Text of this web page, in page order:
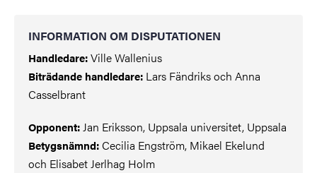
INFORMATION OM DISPUTATIONEN
Handledare:Ville Wallenius
Biträdande handledare: Lars Fändriks och Anna
Casselbrant
Opponent:Jan Eriksson, Uppsala universitet, Uppsala
Betygsnämnd:Cecilia Engström, Mikael Ekelund
och Elisabet Jerlhag Holm